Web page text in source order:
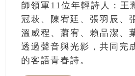
師領軍11位年輕詩人：王
冠萩、陳宥廷、張羽辰、
溫威程、蕭宥、賴品潔、
透過聲音與光影，共同完
的客語青春詩。